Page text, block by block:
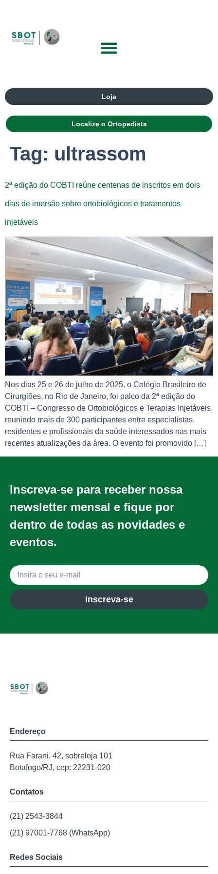
Loja
Localize o Ortopedista
Tag: ultrassom
2ª edição do COBTI reúne centenas de inscritos em dois
dias de imersão sobre ortobiológicos e tratamentos
injetáveis
Nos dias 25 e 26 de julho de 2025, o Colégio Brasileiro de
Cirurgiões, no Rio de Janeiro, foi palco da 2ª edição do
COBTI – Congresso de Ortobiológicos e Terapias Injetáveis,
reunindo mais de 300 participantes entre especialistas,
residentes e profissionais da saúde interessados nas mais
recentes atualizações da área. O evento foi promovido […]
Inscreva-se para receber nossa
newsletter mensal e fique por
dentro de todas as novidades e
eventos.
Inscreva-se
Endereço
Rua Farani, 42, sobreloja 101
Botafogo/RJ, cep: 22231-020
Contatos
(21) 2543-3844
(21) 97001-7768 (WhatsApp)
Redes Sociais